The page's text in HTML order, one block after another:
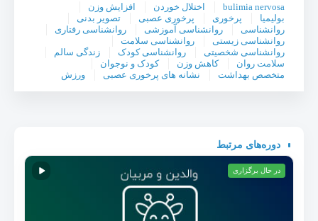
bulimia nervosa اختلال خوردن
افزایش وزن
بولیمیا
پرخوری پرخوری عصبی
تصویر بدنی
روانشناسی
روانشناسی آموزشی
روانشناسی رفتاری
روانشناسی زیستی
روانشناسی سلامت
روانشناسی شخصیتی
روانشناسی کودک
زندگی سالم
سلامت روان
کاهش وزن
کودک و نوجوان
متخصص بهداشت
نشانه های پرخوری عصبی ورزش
دوره‌های مرتبط
در حال برگزاری